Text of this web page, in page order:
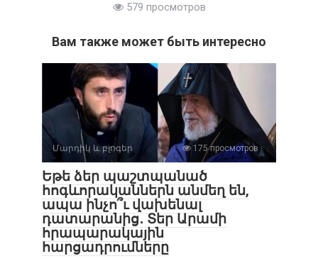
579 просмотров
Вам также может быть интересно
Մարդիկ և բլոգեր 175 просмотров
Եթե ձեր պաշտպանած
հոգևորականներն անմեղ են,
ապա ինչո՞ւ վախենալ
դատարանից․ Տեր Արամի
հրապարակային
հարցադրումները